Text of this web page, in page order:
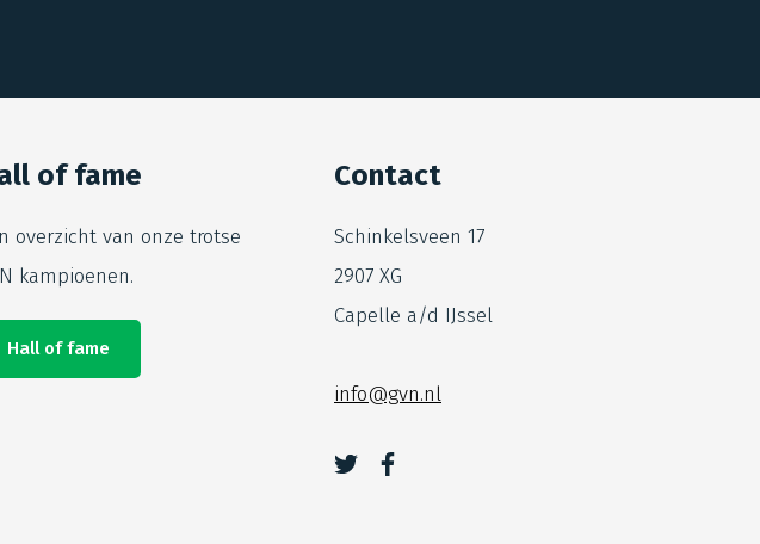
of fame
overzicht van onze trotse
kampioenen.
Hall of fame
Contact
Schinkelsveen 17
2907 XG
Capelle a/d IJssel
info@gvn.nl